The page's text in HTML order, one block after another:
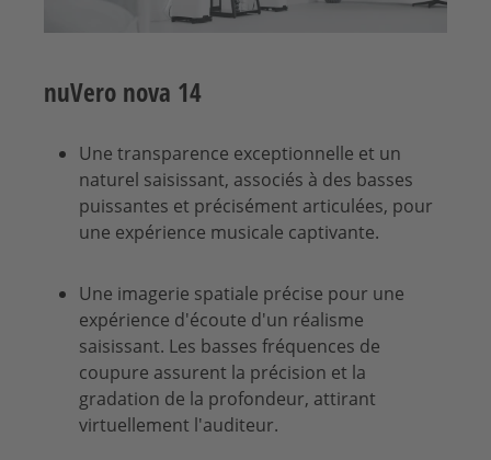
nuVero nova 14
Une transparence exceptionnelle et un
naturel saisissant, associés à des basses
puissantes et précisément articulées, pour
une expérience musicale captivante.
Une imagerie spatiale précise pour une
expérience d'écoute d'un réalisme
saisissant. Les basses fréquences de
coupure assurent la précision et la
gradation de la profondeur, attirant
virtuellement l'auditeur.